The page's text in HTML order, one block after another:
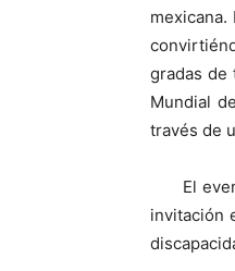
gradas de
Mundial
través de
El
invitación